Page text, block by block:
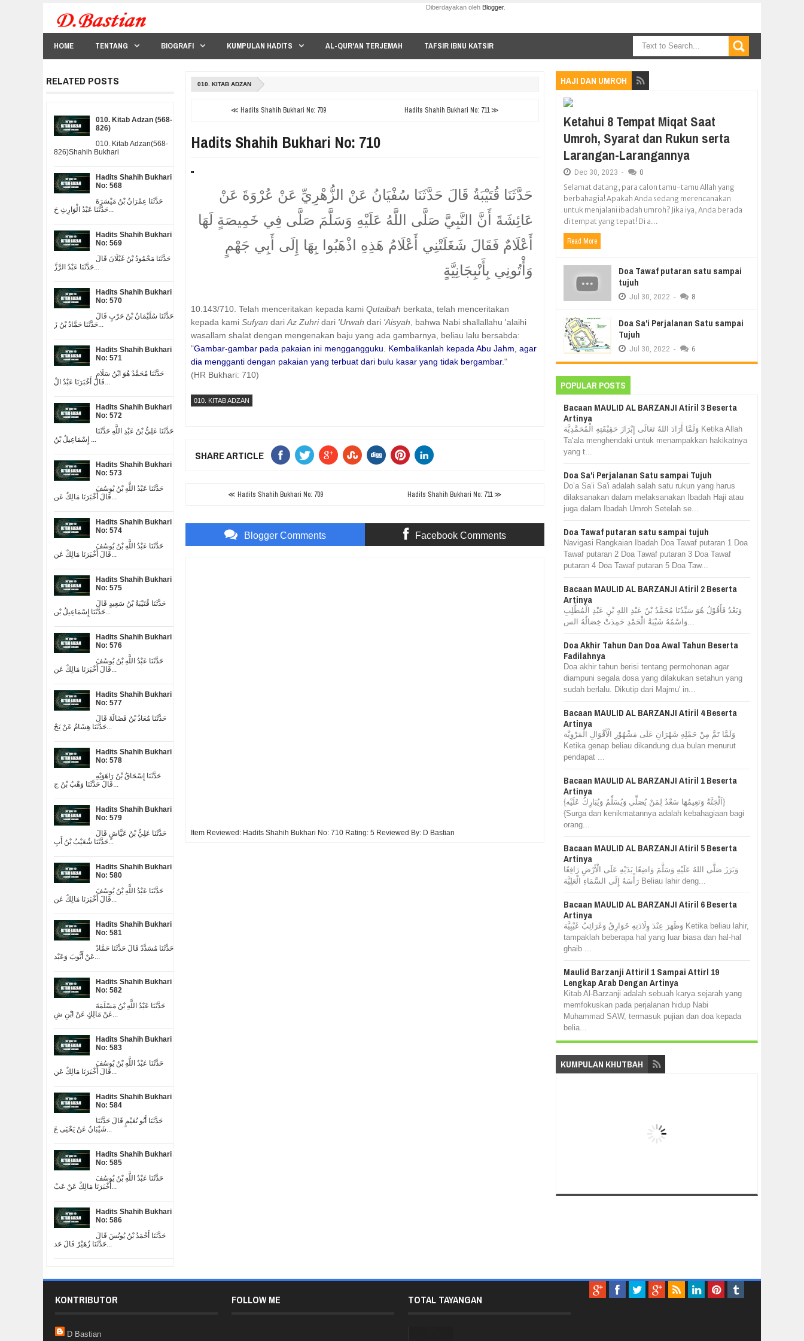
Diberdayakan oleh Blogger.
HOME TENTANG BIOGRAFI KUMPULAN HADITS AL-QUR'AN TERJEMAH TAFSIR IBNU KATSIR
010. KITAB ADZAN
≪ Hadits Shahih Bukhari No: 709 Hadits Shahih Bukhari No: 711 ≫
Hadits Shahih Bukhari No: 710
حَدَّثَنَا قُتَيْبَةُ قَالَ حَدَّثَنَا سُفْيَانُ عَنْ الزُّهْرِيِّ عَنْ عُرْوَةَ عَنْ
عَائِشَةَ أَنَّ النَّبِيَّ صَلَّى اللَّهُ عَلَيْهِ وَسَلَّمَ صَلَّى فِي خَمِيصَةٍ لَهَا
أَعْلَامٌ فَقَالَ شَغَلَتْنِي أَعْلَامُ هَذِهِ اذْهَبُوا بِهَا إِلَى أَبِي جَهْمٍ
وَأْتُونِي بِأَنْبِجَانِيَّةٍ
10.143/710. Telah menceritakan kepada kamiQutaibah berkata, telah menceritakan
kepada kamiSufyan dariAz Zuhridari 'Urwah dari 'Aisyah , bahwa Nabi shallallahu 'alaihi
wasallam shalat dengan mengenakan baju yang ada gambarnya, beliau lalu bersabda:
"Gambar-gambar pada pakaian ini menggangguku. Kembalikanlah kepada Abu Jahm, agar
dia mengganti dengan pakaian yang terbuat dari bulu kasar yang tidak bergambar."
(HR Bukhari: 710)
010. KITAB ADZAN
SHARE ARTICLE
≪ Hadits Shahih Bukhari No: 709 Hadits Shahih Bukhari No: 711 ≫
Blogger Comments Facebook Comments
Item Reviewed: Hadits Shahih Bukhari No: 710 Rating:5 Reviewed By: D Bastian
RELATED POSTS
010. Kitab Adzan (568-
826)
010. Kitab Adzan(568-
826)Shahih Bukhari
Hadits Shahih Bukhari
No: 568
حَدَّثَنَا عِمْرَانُ بْنُ مَيْسَرَةَ
حَدَّثَنَا عَبْدُ الْوَارِثِ حَ...
Hadits Shahih Bukhari
No: 569
حَدَّثَنَا مَحْمُودُ بْنُ غَيْلَانَ قَالَ
حَدَّثَنَا عَبْدُ الرَّزَّ...
Hadits Shahih Bukhari
No: 570
حَدَّثَنَا سُلَيْمَانُ بْنُ حَرْبٍ قَالَ
حَدَّثَنَا حَمَّادُ بْنُ زَ...
Hadits Shahih Bukhari
No: 571
حَدَّثَنَا مُحَمَّدٌ هُوَ ابْنُ سَلَامٍ
قَالَ أَخْبَرَنَا عَبْدُ الْ...
Hadits Shahih Bukhari
No: 572
حَدَّثَنَا عَلِيُّ بْنُ عَبْدِ اللَّهِ حَدَّثَنَا
إِسْمَاعِيلُ بْنُ ...
Hadits Shahih Bukhari
No: 573
حَدَّثَنَا عَبْدُ اللَّهِ بْنُ يُوسُفَ
قَالَ أَخْبَرَنَا مَالِكٌ عَن...
Hadits Shahih Bukhari
No: 574
حَدَّثَنَا عَبْدُ اللَّهِ بْنُ يُوسُفَ
قَالَ أَخْبَرَنَا مَالِكٌ عَن...
Hadits Shahih Bukhari
No: 575
حَدَّثَنَا قُتَيْبَةُ بْنُ سَعِيدٍ قَالَ
حَدَّثَنَا إِسْمَاعِيلُ بْن...
Hadits Shahih Bukhari
No: 576
حَدَّثَنَا عَبْدُ اللَّهِ بْنُ يُوسُفَ
قَالَ أَخْبَرَنَا مَالِكٌ عَن...
Hadits Shahih Bukhari
No: 577
حَدَّثَنَا مُعَاذُ بْنُ فَضَالَةَ قَالَ
حَدَّثَنَا هِشَامٌ عَنْ يَحْ...
Hadits Shahih Bukhari
No: 578
حَدَّثَنَا إِسْحَاقُ بْنُ رَاهَوَيْهِ
قَالَ حَدَّثَنَا وَهْبُ بْنُ ج...
Hadits Shahih Bukhari
No: 579
حَدَّثَنَا عَلِيُّ بْنُ عَيَّاشٍ قَالَ
حَدَّثَنَا شُعَيْبُ بْنُ أَبِ...
Hadits Shahih Bukhari
No: 580
حَدَّثَنَا عَبْدُ اللَّهِ بْنُ يُوسُفَ
قَالَ أَخْبَرَنَا مَالِكٌ عَن...
Hadits Shahih Bukhari
No: 581
حَدَّثَنَا مُسَدَّدٌ قَالَ حَدَّثَنَا حَمَّادٌ
عَنْ أَيُّوبَ وَعَبْد...
Hadits Shahih Bukhari
No: 582
حَدَّثَنَا عَبْدُ اللَّهِ بْنُ مَسْلَمَةَ
عَنْ مَالِكٍ عَنْ ابْنِ شِ...
Hadits Shahih Bukhari
No: 583
حَدَّثَنَا عَبْدُ اللَّهِ بْنُ يُوسُفَ
قَالَ أَخْبَرَنَا مَالِكٌ عَن...
Hadits Shahih Bukhari
No: 584
حَدَّثَنَا أَبُو نُعَيْمٍ قَالَ حَدَّثَنَا
شَيْبَانُ عَنْ يَحْيَى عَ...
Hadits Shahih Bukhari
No: 585
حَدَّثَنَا عَبْدُ اللَّهِ بْنُ يُوسُفَ
أَخْبَرَنَا مَالِكٌ عَنْ عَبْ...
Hadits Shahih Bukhari
No: 586
حَدَّثَنَا أَحْمَدُ بْنُ يُونُسَ قَالَ
حَدَّثَنَا زُهَيْرٌ قَالَ حَد...
HAJI DAN UMROH
Ketahui 8 Tempat Miqat Saat
Umroh, Syarat dan Rukun serta
Larangan-Larangannya
Dec 30, 2023 - 0
Selamat datang, para calon tamu-tamu Allah yang
berbahagia! Apakah Anda sedang merencanakan
untuk menjalani ibadah umroh? Jika iya, Anda berada
di tempat yang tepat! Di a...
Read More
Doa Tawaf putaran satu sampai
tujuh
Jul 30, 2022 - 8
Doa Sa'i Perjalanan Satu sampai
Tujuh
Jul 30, 2022 - 6
POPULAR POSTS
Bacaan MAULID AL BARZANJI Atiril 3 Beserta
Artinya
وَلَمَّا أَرَادَ اللهُ تَعَالَى إِبْرَازَ حَقِيْقَتِهِ الْمُحَمَّدِيَّة Ketika Allah
Ta‘ala menghendaki untuk menampakkan hakikatnya
yang t...
Doa Sa'i Perjalanan Satu sampai Tujuh
Do’a Sa’i Sa'i adalah salah satu rukun yang harus
dilaksanakan dalam melaksanakan Ibadah Haji atau
juga dalam Ibadah Umroh Setelah se...
Doa Tawaf putaran satu sampai tujuh
Navigasi Rangkaian Ibadah Doa Tawaf putaran 1 Doa
Tawaf putaran 2 Doa Tawaf putaran 3 Doa Tawaf
putaran 4 Doa Tawaf putaran 5 Doa Taw...
Bacaan MAULID AL BARZANJI Atiril 2 Beserta
Artinya
وَبَعْدُ فَأَقُوْلُ هُوَ سَيِّدُنَا مُحَمَّدُ بْنُ عَبْدِ اللهِ بْنِ عَبْدِ الْمُطَّلِبِ
وَاسْمُهُ شَيْبَةُ الْحَمْدِ حَمِدَتْ خِصَالُهُ الس...
Doa Akhir Tahun Dan Doa Awal Tahun Beserta
Fadilahnya
Doa akhir tahun berisi tentang permohonan agar
diampuni segala dosa yang dilakukan setahun yang
sudah berlalu. Dikutip dari Majmu' in...
Bacaan MAULID AL BARZANJI Atiril 4 Beserta
Artinya
وَلَمَّا تَمَّ مِنْ حَمْلِهِ شَهْرَانِ عَلَى مَشْهُوْرِ الْأَقْوَالِ الْمَرْوِيَّة
Ketika genap beliau dikandung dua bulan menurut
pendapat ...
Bacaan MAULID AL BARZANJI Atiril 1 Beserta
Artinya
{اَلْجَنَّةُ وَنَعِيمُهَا سَعْدٌ لِمَنْ يُصَلِّي وَيُسَلِّمُ وَيُبَارِكُ عَلَيْه}
{Surga dan kenikmatannya adalah kebahagiaan bagi
orang...
Bacaan MAULID AL BARZANJI Atiril 5 Beserta
Artinya
وَبَرَزَ صَلَّى اللهُ عَلَيْهِ وَسَلَّمَ وَاضِعًا يَدَيْهِ عَلَى الْأَرْضِ رَافِعًا
رَأْسَهُ إِلَى السَّمَاءِ الْعَلِيَّة Beliau lahir deng...
Bacaan MAULID AL BARZANJI Atiril 6 Beserta
Artinya
وَظَهَرَ عِنْدَ وِلَادَتِهِ خَوَارِقُ وَغَرَائِبُ غَيْبِيَّة Ketika beliau lahir,
tampaklah beberapa hal yang luar biasa dan hal-hal
ghaib ...
Maulid Barzanji Attiril 1 Sampai Attirl 19
Lengkap Arab Dengan Artinya
Kitab Al-Barzanji adalah sebuah karya sejarah yang
memfokuskan pada perjalanan hidup Nabi
Muhammad SAW, termasuk pujian dan doa kepada
belia...
KUMPULAN KHUTBAH
KONTRIBUTOR
D Bastian
FOLLOW ME TOTAL TAYANGAN